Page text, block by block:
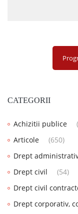
CATEGORII
Achizitii publice
Articole
(650)
Drept
Drept civil
(54)
Drept civil
Drept corporativ,